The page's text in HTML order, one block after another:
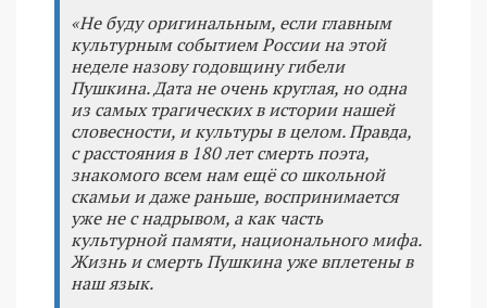
«Не буду оригинальным, если главным
культурным событием России на этой
неделе назову годовщину гибели
Пушкина. Дата не очень круглая, но одна
из самых трагических в истории нашей
словесности, и культуры в целом. Правда,
с расстояния в 180 лет смерть поэта,
знакомого всем нам ещё со школьной
скамьи и даже раньше, воспринимается
уже не с надрывом, а как часть
культурной памяти, национального мифа.
Жизнь и смерть Пушкина уже вплетены в
наш язык.